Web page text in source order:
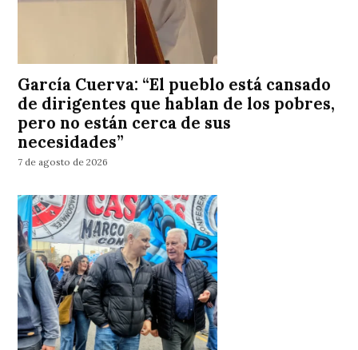
García Cuerva: “El pueblo está cansado
de dirigentes que hablan de los pobres,
pero no están cerca de sus
necesidades”
7 de agosto de 2026